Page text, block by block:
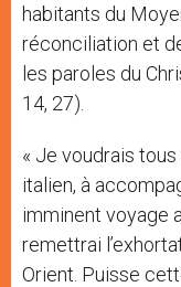
habitants du
réconciliation et
les paroles du
14, 27).
« Je voudrais
italien, à
imminent voyage
remettrai
Orient. Puisse